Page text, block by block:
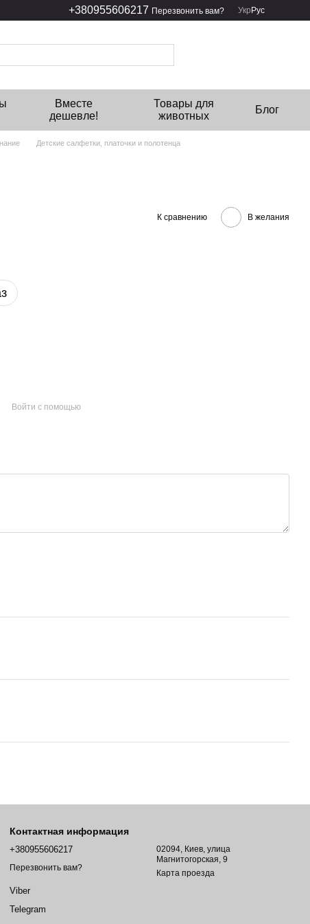
+380955606217 Перезвонить вам? Укр Рус
Вместе
дешевле!
Товары для
животных
Блог
Детские салфетки, платочки и полотенца
К сравнению В желания
Войти с помощью
Контактная информация
+380955606217
Перезвонить вам?
Viber
Telegram
02094, Киев, улица
Магнитогорская, 9
Карта проезда